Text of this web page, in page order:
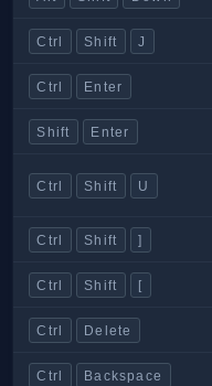
Ctrl Shift J
Ctrl Enter
Shift Enter
Ctrl Shift U
Ctrl Shift ]
Ctrl Shift [
Ctrl Delete
Ctrl Backspace